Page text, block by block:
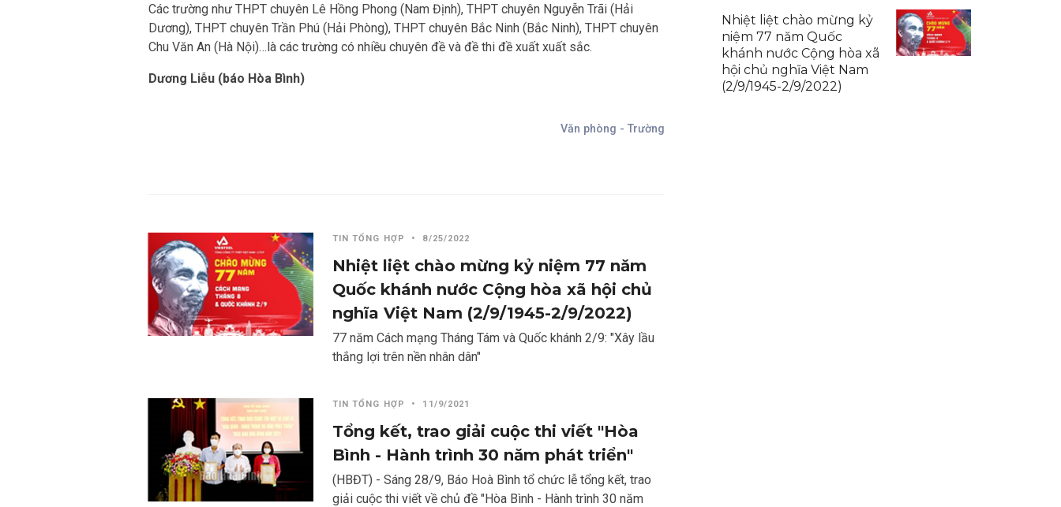
Các trường như THPT chuyên Lê Hồng Phong (Nam Định), THPT chuyên Nguyễn Trãi (Hải
Dương), THPT chuyên Trần Phú (Hải Phòng), THPT chuyên Bắc Ninh (Bắc Ninh), THPT chuyên
Chu Văn An (Hà Nội)…là các trường có nhiều chuyên đề và đề thi đề xuất xuất sắc.
Dương Liễu (báo Hòa Bình)
Văn phòng - Trường
TIN TỔNG HỢP • 8/25/2022
Nhiệt liệt chào mừng kỷ niệm 77 năm
Quốc khánh nước Cộng hòa xã hội chủ
nghĩa Việt Nam (2/9/1945-2/9/2022)
77 năm Cách mạng Tháng Tám và Quốc khánh 2/9: "Xây lầu
thắng lợi trên nền nhân dân"
TIN TỔNG HỢP • 11/9/2021
Tổng kết, trao giải cuộc thi viết "Hòa
Bình - Hành trình 30 năm phát triển"
(HBĐT) - Sáng 28/9, Báo Hoà Bình tổ chức lễ tổng kết, trao
giải cuộc thi viết về chủ đề "Hòa Bình - Hành trình 30 năm
Nhiệt liệt chào mừng kỷ
niệm 77 năm Quốc
khánh nước Cộng hòa xã
hội chủ nghĩa Việt Nam
(2/9/1945-2/9/2022)